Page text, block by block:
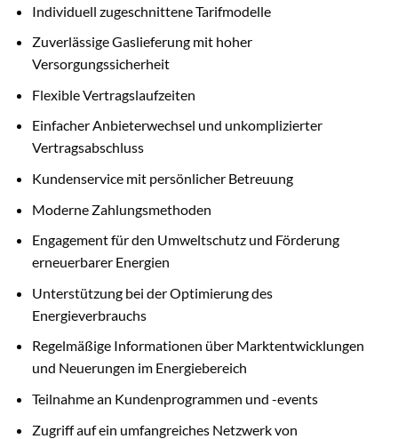
Individuell zugeschnittene Tarifmodelle
Zuverlässige Gaslieferung mit hoher
Versorgungssicherheit
Flexible Vertragslaufzeiten
Einfacher Anbieterwechsel und unkomplizierter
Vertragsabschluss
Kundenservice mit persönlicher Betreuung
Moderne Zahlungsmethoden
Engagement für den Umweltschutz und Förderung
erneuerbarer Energien
Unterstützung bei der Optimierung des
Energieverbrauchs
Regelmäßige Informationen über Marktentwicklungen
und Neuerungen im Energiebereich
Teilnahme an Kundenprogrammen und -events
Zugriff auf ein umfangreiches Netzwerk von